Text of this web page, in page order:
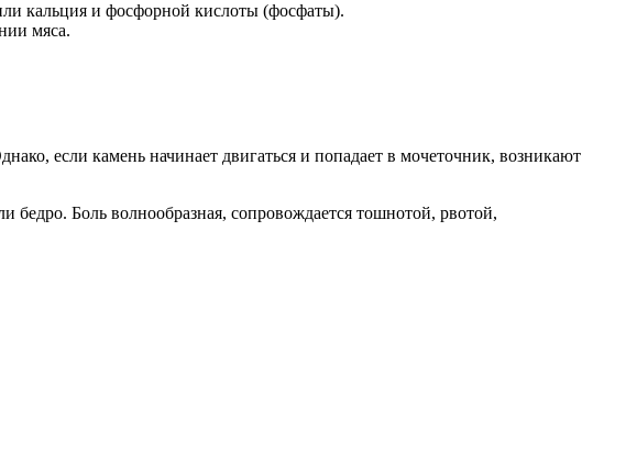
кальция и фосфорной кислоты (фосфаты).
мяса.
если камень начинает двигаться и попадает в мочеточник, возникают
бедро. Боль волнообразная, сопровождается тошнотой, рвотой,